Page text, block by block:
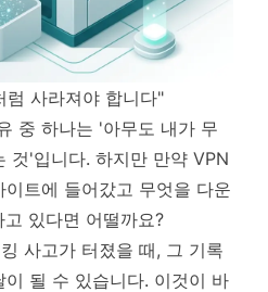
럼 사라져야 합니다"
중 하나는 '아무도 내가 무
것'입니다. 하지만 만약 VPN
트에 들어갔고 무엇을 다운
있다면 어떨까요?
사고가 터졌을 때, 그 기록
될 수 있습니다. 이것이 바